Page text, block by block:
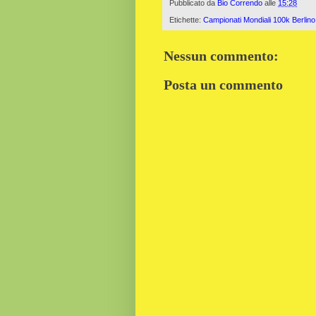
Pubblicato da Bio Correndo alle 15:28
Etichette: Campionati Mondiali 100k
Nessun commento:
Posta un commento